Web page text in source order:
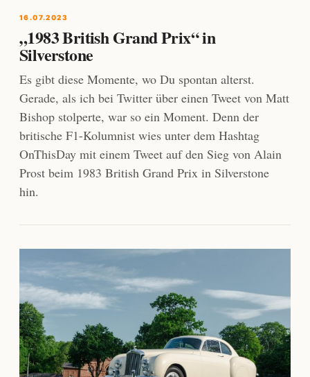
16.07.2023
„1983 British Grand Prix“ in
Silverstone
Es gibt diese Momente, wo Du spontan alterst.
Gerade, als ich bei Twitter über einen Tweet von Matt
Bishop stolperte, war so ein Moment. Denn der
britische F1-Kolumnist wies unter dem Hashtag
OnThisDay mit einem Tweet auf den Sieg von Alain
Prost beim 1983 British Grand Prix in Silverstone
hin.